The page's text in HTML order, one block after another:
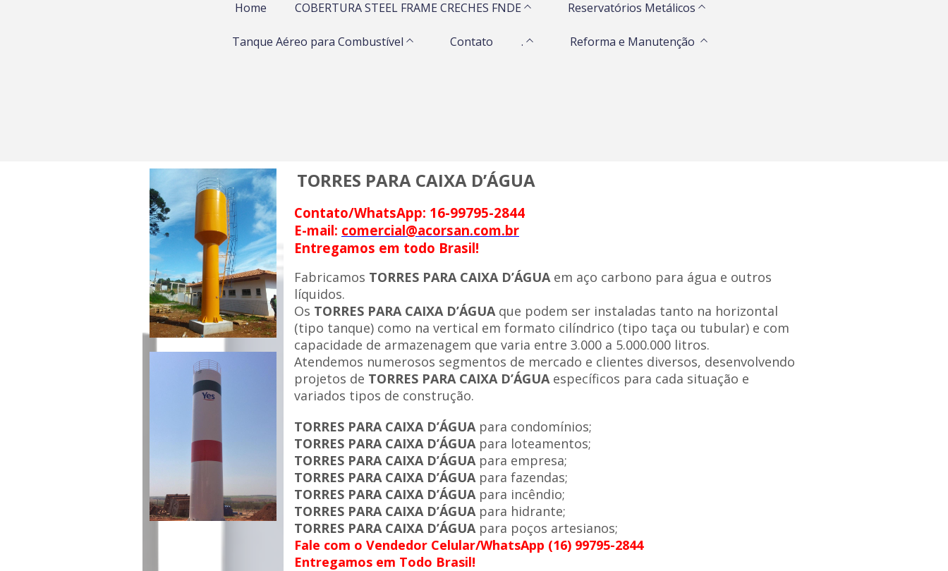
Home COBERTURA STEEL FRAME CRECHES FNDE Reservatórios Metálicos
Tanque Aéreo para Combustível Contato . Reforma e Manutenção
TORRES PARA CAIXA D’ÁGUA
Contato/WhatsApp: 16-99795-2844
E-mail: comercial@acorsan.com.br
Entregamos em todo Brasil!
Fabricamos TORRES PARA CAIXA D’ÁGUAem aço carbono para água e outros
líquidos.
Os TORRES PARA CAIXA D’ÁGUAque podem ser instaladas tanto na horizontal
(tipo tanque) como na vertical em formato cilíndrico (tipo taça ou tubular) e com
capacidade de armazenagem que varia entre 3.000 a 5.000.000 litros.
Atendemos numerosos segmentos de mercado e clientes diversos, desenvolvendo
projetos de TORRES PARA CAIXA D’ÁGUAespecíficos para cada situação e
variados tipos de construção.
TORRES PARA CAIXA D’ÁGUApara condomínios;
TORRES PARA CAIXA D’ÁGUApara loteamentos;
TORRES PARA CAIXA D’ÁGUApara empresa;
TORRES PARA CAIXA D’ÁGUApara fazendas;
TORRES PARA CAIXA D’ÁGUA para incêndio;
TORRES PARA CAIXA D’ÁGUA para hidrante;
TORRES PARA CAIXA D’ÁGUApara poços artesianos;
Fale com o Vendedor Celular/WhatsApp (16) 99795-2844
Entregamos em Todo Brasil!